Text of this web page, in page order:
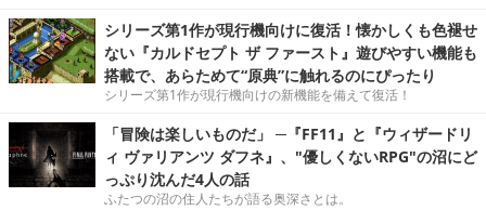
シリーズ第1作が現行機向けに復活！懐かしくも色褪せ
ない『カルドセプト ザ ファースト』遊びやすい機能も
搭載で、あらためて“原典”に触れるのにぴったり
シリーズ第1作が現行機向けの新機能を備えて復活！
「冒険は楽しいものだ」 ─『FF11』と『ウィザードリ
ィ ヴァリアンツ ダフネ』、"優しくないRPG"の沼にど
っぷり沈んだ4人の話
ふたつの沼の住人たちが語る奥深さとは。